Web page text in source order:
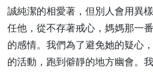
誠純潔的相愛著，但別人會用異
任他，從不存著戒心，媽媽那一
的感情。我們為了避免她的疑心
的活動，跑到僻靜的地方幽會。